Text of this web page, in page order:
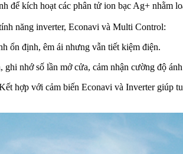
để kích hoạt các phân tử ion bạc Ag+
năng inverter, Econavi và Multi Control:
ổn định, êm ái nhưng vẫn tiết kiệm điện.
nhớ số lần mở cửa, cảm nhận cường độ
hợp với cảm biến Econavi và Inverter giúp